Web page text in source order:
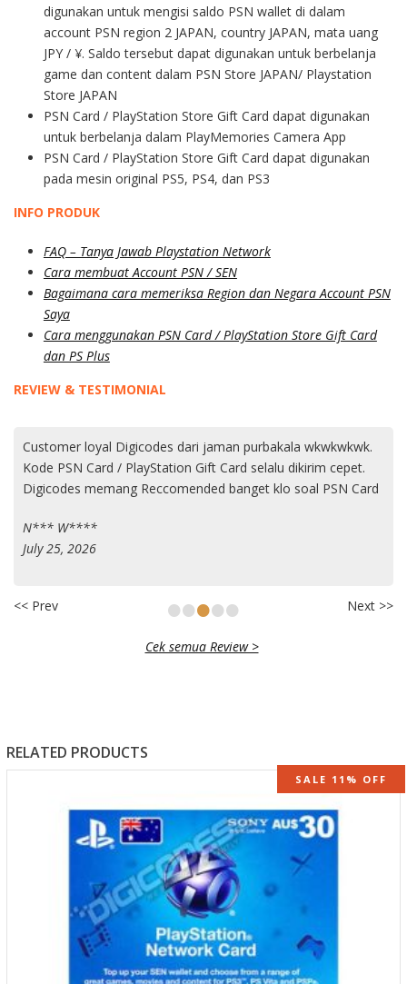
digunakan untuk mengisi saldo PSN wallet di dalam
account PSN region 2 JAPAN, country JAPAN, mata uang
JPY / ¥. Saldo tersebut dapat digunakan untuk berbelanja
game dan content dalam PSN Store JAPAN/ Playstation
Store JAPAN
PSN Card / PlayStation Store Gift Card dapat digunakan
untuk berbelanja dalam PlayMemories Camera App
PSN Card / PlayStation Store Gift Card dapat digunakan
pada mesin original PS5, PS4, dan PS3
INFO PRODUK
FAQ – Tanya Jawab Playstation Network
Cara membuat Account PSN / SEN
Bagaimana cara memeriksa Region dan Negara Account PSN
Saya
Cara menggunakan PSN Card / PlayStation Store Gift Card
dan PS Plus
REVIEW & TESTIMONIAL
Customer loyal Digicodes dari jaman purbakala wkwkwkwk.
Kode PSN Card / PlayStation Gift Card selalu dikirim cepet.
Digicodes memang Reccomended banget klo soal PSN Card
N*** W****
July 25, 2026
<< Prev ••••• Next >>
Cek semua Review >
RELATED PRODUCTS
SALE 11% OFF